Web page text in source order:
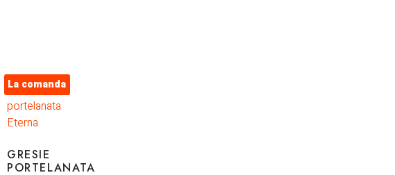
La comanda
GRESIE
PORTELANATA